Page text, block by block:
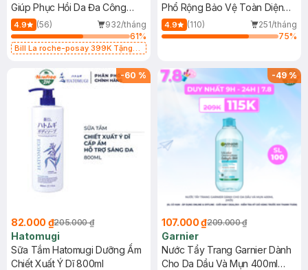
Giúp Phục Hồi Da Đa Công
Dụng 40ml
4.9 (56)
932/tháng
61%
Bill La roche-posay 399K Tặng
(SL có hạn)
Phổ Rộng Bảo Vệ Toàn Diện
40ml
4.9 (110)
251/tháng
75%
-60 %
82.000 ₫205.000 ₫
Hatomugi
Sữa Tắm Hatomugi Dưỡng Ẩm
Chiết Xuất Ý Dĩ 800ml
-49%
107.000 ₫209.000 ₫
Garnier
Nước Tẩy Trang Garnier Dành
Cho Da Dầu Và Mụn 400ml